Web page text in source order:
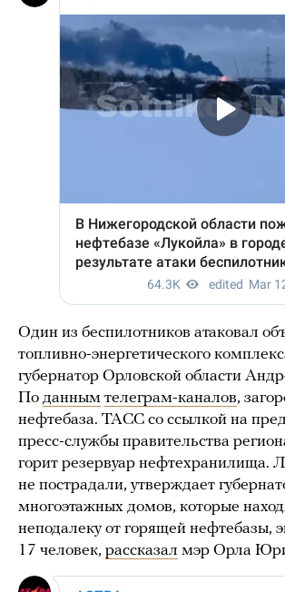
Один из беспилотников атаковал
топливно-энергетического
губернатор Орловской области
По данным телеграм-каналов,
нефтебаза. ТАСС со ссылкой на
пресс-службы правительства
горит резервуар нефтехранилища.
не пострадали, утверждает
многоэтажных домов, которые
неподалеку от горящей нефтебазы,
17 человек, рассказал мэр Орла